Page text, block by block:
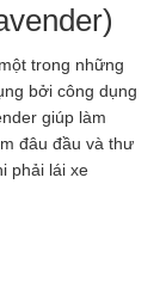
trong những
bởi công dụng
giúp làm
đâu đầu và thư
phải lái xe